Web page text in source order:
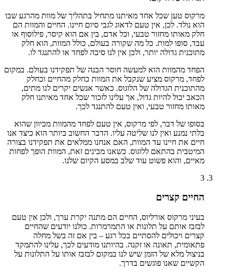
מרקוס טען שכל אחד מאיתנו מתחיל בתהליך של מוות מהרגע שבו
הוא נולד. לכן, אין טעם לדאוג לגבי סיום חיינו. החיים והמוות הם
חלק מאותו מחזור טבעי, וכל אדם, בין אם הוא קיסר, פילוסוף או
עבד, סופו למות. כל מה שקורה בעולם, כולל המוות, הוא חלק
מתוכנית גדולה יותר, ולכן אין לנו סיבה לפחד או להתנגד לו.
הפחד מהמוות הוא למעשה חוסר הבנה של תפקידנו בעולם. במקום
לפחד, מרקוס מציע שנקבל את המוות כחלק מהחיים וכחלק
מהתוכנית הגדולה של הלוגוס. כאשר אנשים יקרים לנו מתים,
הכאב יכול להיות גדול, אך עלינו לזכור שכל אחד מאיתנו חלק
מאותו מחזור טבעי, ואין טעם להתנגד לכך.
בסופו של דבר, לפי מרקוס, אין טעם לפחד מהמוות מכיוון שהוא
בלתי נמנע ואין לנו שליטה עליו. הדבר החשוב ביותר הוא כיצד אנו
חיים את חיינו עד המוות, האם אנחנו ממלאים את תפקידנו בצורה
המיטבית בהתאם ללוגוס. כשאנו מבינים זאת, המוות הופך לפחות
מאיים, והוא פשוט עוד שלב במסע הקיום שלנו.
3
החיים קצרים
בעיני מרקוס אורליוס, החיים הם מתנה יקרת ערך, ולכן אין טעם
לבזבז אותם על תלונות או התמרמרות. כולנו יודעים שהחיים
קצרים ויכולים להסתיים בכל רגע – בין אם זה בשל מחלה
פתאומית, תאונה או זקנה. בהיותנו מודעים לכך, עלינו להתמקד
בניצול מלא של הזמן שיש לנו במקום לבזבז אותו על התלונות על
הקשיים שאנו פוגשים בדרך.